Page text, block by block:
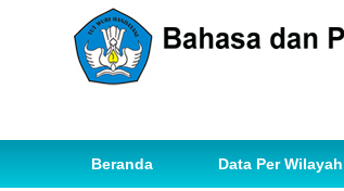
Beranda Data Per Wilayah